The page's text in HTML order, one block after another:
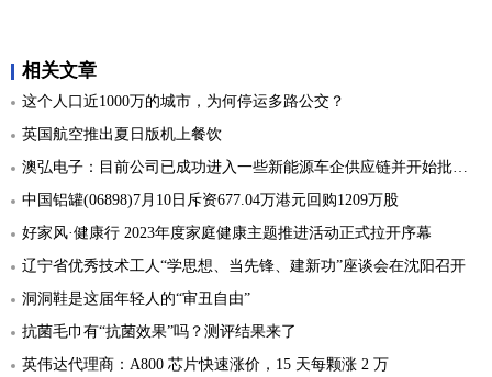
相关文章
这个人口近1000万的城市，为何停运多路公交？
英国航空推出夏日版机上餐饮
澳弘电子：目前公司已成功进入一些新能源车企供应链并开始批量试制
中国铝罐(06898)7月10日斥资677.04万港元回购1209万股
好家风·健康行 2023年度家庭健康主题推进活动正式拉开序幕
辽宁省优秀技术工人“学思想、当先锋、建新功”座谈会在沈阳召开
洞洞鞋是这届年轻人的“审丑自由”
抗菌毛巾有“抗菌效果”吗？测评结果来了
英伟达代理商：A800 芯片快速涨价，15 天每颗涨 2 万